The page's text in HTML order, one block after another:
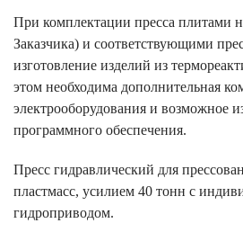
При комплектации пресса плитами
Заказчика) и соответствующими
изготовление изделий из
этом необходима дополнительная
электрооборудования и возможное
программного обеспечения.
Пресс гидравлический для
пластмасс, усилием 40 тонн с
гидроприводом.